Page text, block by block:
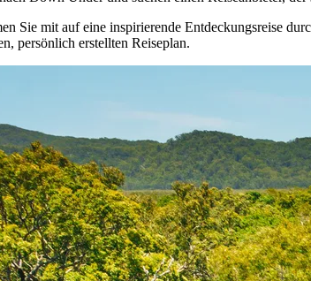
Sie mit auf eine inspirierende Entdeckungsreise
persönlich erstellten Reiseplan.